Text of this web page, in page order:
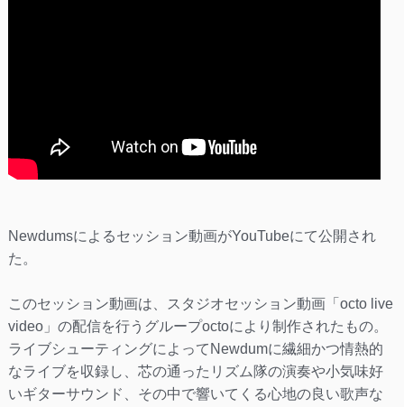
Newdumsによるセッション動画がYouTubeにて公開され
た。
このセッション動画は、スタジオセッション動画「octo live
video」の配信を行うグループoctoにより制作されたもの。
ライブシューティングによってNewdumに繊細かつ情熱的
なライブを収録し、芯の通ったリズム隊の演奏や小気味好
いギターサウンド、その中で響いてくる心地の良い歌声な